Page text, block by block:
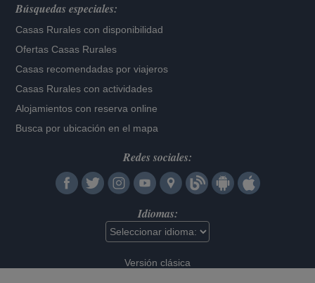
Búsquedas especiales:
Casas Rurales con disponibilidad
Ofertas Casas Rurales
Casas recomendadas por viajeros
Casas Rurales con actividades
Alojamientos con reserva online
Busca por ubicación en el mapa
Redes sociales:
Idiomas:
Versión clásica